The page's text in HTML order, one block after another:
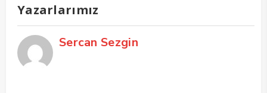
Yazarlarımız
Sercan Sezgin